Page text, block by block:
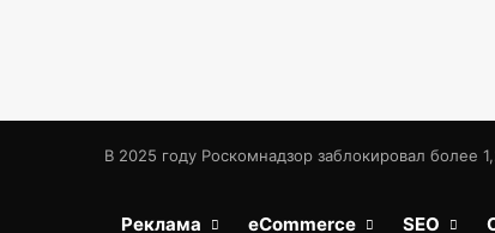
В 2025 году Роскомнадзор заблокировал более
Реклама eCommerce SEO